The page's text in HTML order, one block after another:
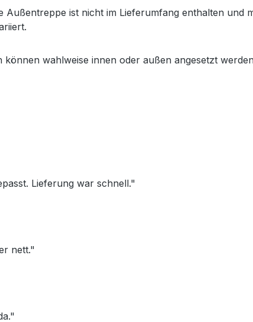
Außentreppe ist nicht im Lieferumfang enthalten und
wahlweise innen oder außen angesetzt
Lieferung war schnell."
nett."